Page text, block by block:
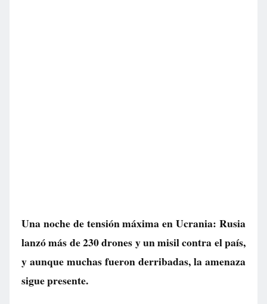
Una noche de tensión máxima en Ucrania: Rusia
lanzó más de 230 drones y un misil contra el país,
y aunque muchas fueron derribadas, la amenaza
sigue presente.